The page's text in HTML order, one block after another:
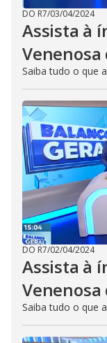
DO R7/03/04/2024
Assista à
Saiba tudo o que
DO R7/02/04/2024
Assista à
Venenosa
Saiba tudo o que